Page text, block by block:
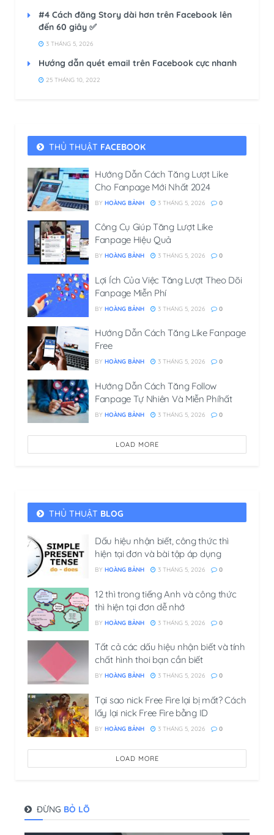
#4 Cách đăng Story dài hơn trên Facebook lên
đến 60 giây ✅
3 THÁNG 5, 2026
Hướng dẫn quét email trên Facebook cực nhanh
25 THÁNG 10, 2022
THỦ THUẬT FACEBOOK
Hướng Dẫn Cách Tăng Lượt Like
Cho Fanpage Mới Nhất 2024
BY HOÀNG BẢNH 3 THÁNG 5, 2026 0
Công Cụ Giúp Tăng Lượt Like
Fanpage Hiệu Quả
BY HOÀNG BẢNH 3 THÁNG 5, 2026 0
Lợi Ích Của Việc Tăng Lượt Theo Dõi
Fanpage Miễn Phí
BY HOÀNG BẢNH 3 THÁNG 5, 2026 0
Hướng Dẫn Cách Tăng Like Fanpage
Free
BY HOÀNG BẢNH 3 THÁNG 5, 2026 0
Hướng Dẫn Cách Tăng Follow
Fanpage Tự Nhiên Và Miễn Phíhất
BY HOÀNG BẢNH 3 THÁNG 5, 2026 0
LOAD MORE
THỦ THUẬT BLOG
Dấu hiệu nhận biết, công thức thì
hiện tại đơn​ và bài tập áp dụng
BY HOÀNG BẢNH 3 THÁNG 5, 2026 0
12 thì trong tiếng Anh và công thức
thì hiện tại đơn​ dễ nhớ
BY HOÀNG BẢNH 3 THÁNG 5, 2026 0
Tất cả các dấu hiệu nhận biết và tính
chất hình thoi​ bạn cần biết
BY HOÀNG BẢNH 3 THÁNG 5, 2026 0
Tại sao nick Free Fire lại bị mất? Cách
lấy lại nick Free Fire bằng ID
BY HOÀNG BẢNH 3 THÁNG 5, 2026 0
LOAD MORE
ĐỪNG BỎ LÕ